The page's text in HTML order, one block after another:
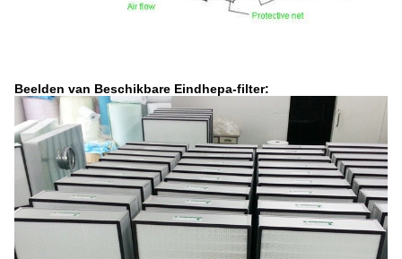
Beelden van Beschikbare Eindhepa-filter: